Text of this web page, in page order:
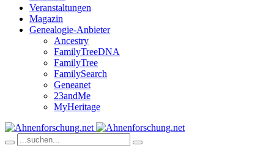
Veranstaltungen
Magazin
Genealogie-Anbieter
Ancestry
FamilyTreeDNA
FamilyTree
FamilySearch
Geneanet
23andMe
MyHeritage